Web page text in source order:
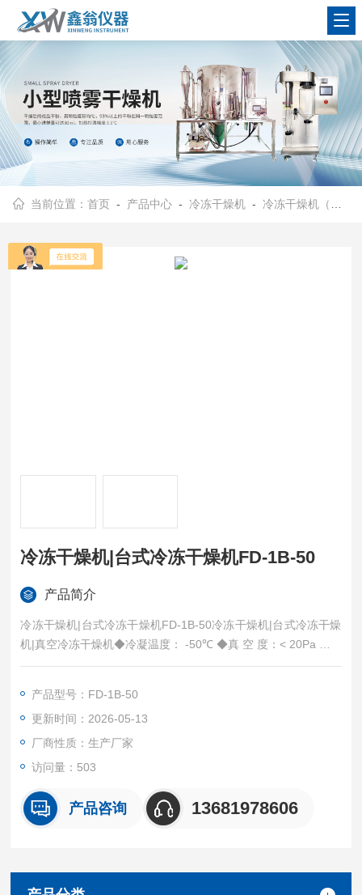
查看更多
当前位置：首页 - 产品中心 -冷冻干燥机 -冷冻干燥机（普通型）
冷冻干燥机|台式冷冻干燥机FD-1B-50
产品简介
冷冻干燥机|台式冷冻干燥机FD-1B-50冷冻干燥机|台式冷冻干燥
机|真空冷冻干燥机◆冷凝温度： -50℃ ◆真 空 度：< 20Pa ◆冻
干面积：0.12㎡ ◆盘装物料：1.2 升 ◆捕水能力：3kg/24h ◆样
产品型号：FD-1B-50
更新时间：2026-05-13
厂商性质：生产厂家
访问量：503
产品咨询 13681978606